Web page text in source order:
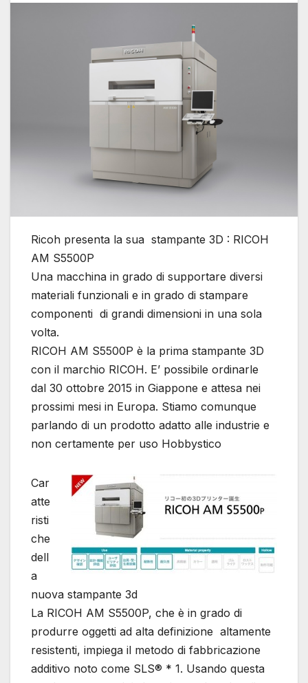
Ricoh presenta la sua stampante 3D : RICOH
AM S5500P
Una macchina in grado di supportare diversi
materiali funzionali e in grado di stampare
componenti di grandi dimensioni in una sola
volta.
RICOH AM S5500P è la prima stampante 3D
con il marchio RICOH. E’ possibile ordinarle
dal 30 ottobre 2015 in Giappone e attesa nei
prossimi mesi in Europa. Stiamo comunque
parlando di un prodotto adatto alle industrie e
non certamente per uso Hobbystico
Car
atte
risti
che
dell
a
nuova stampante 3d
La RICOH AM S5500P, che è in grado di
produrre oggetti ad alta definizione altamente
resistenti, impiega il metodo di fabbricazione
additivo noto come SLS® * 1. Usando questa